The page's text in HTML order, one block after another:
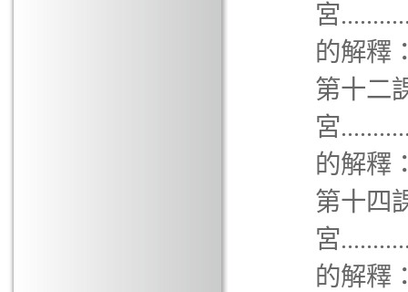
宮
的解釋
第十二
宮
的解釋
第十四
宮
的解釋